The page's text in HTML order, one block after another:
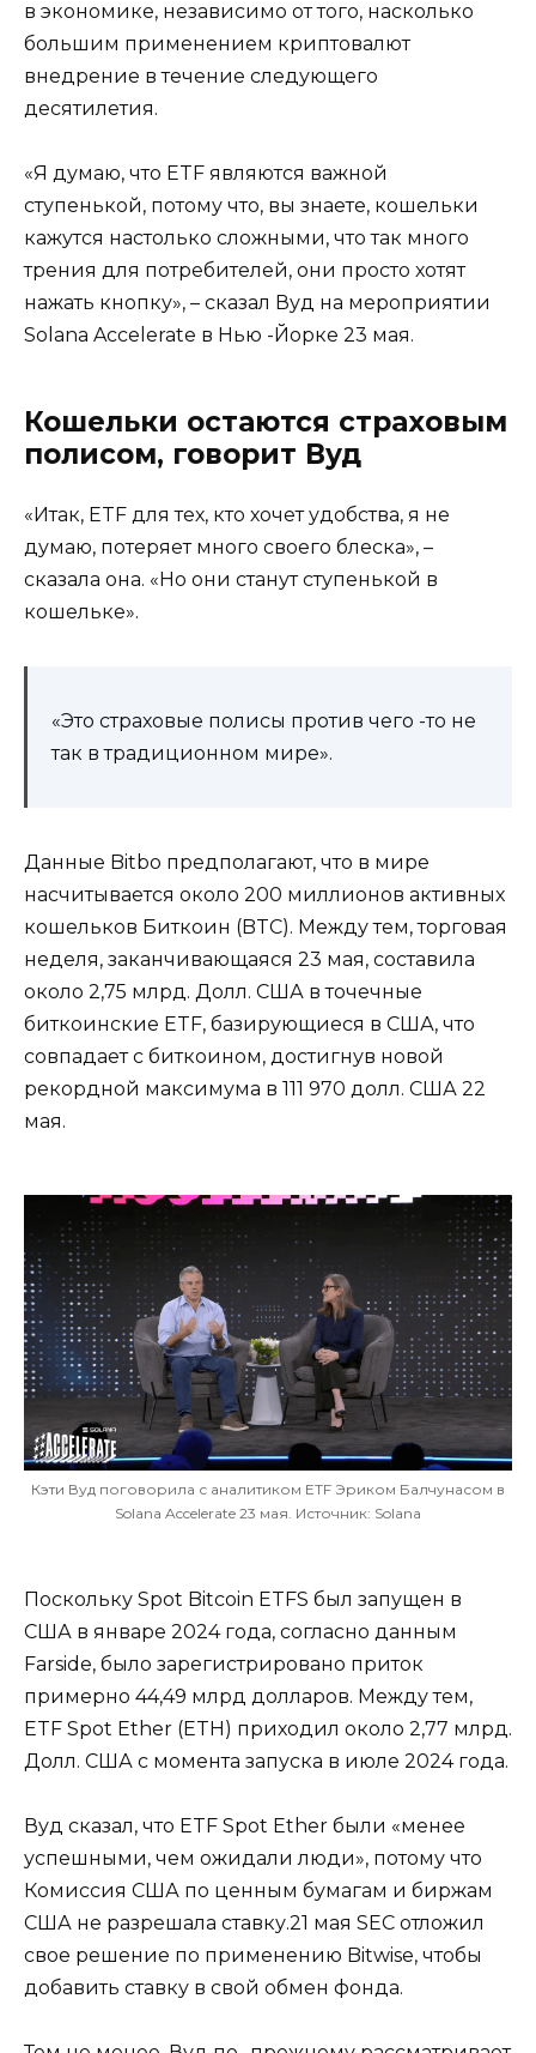
в экономике, независимо от того, насколько
большим применением криптовалют
внедрение в течение следующего
десятилетия.
«Я думаю, что ETF являются важной
ступенькой, потому что, вы знаете, кошельки
кажутся настолько сложными, что так много
трения для потребителей, они просто хотят
нажать кнопку», – сказал Вуд на мероприятии
Solana Accelerate в Нью -Йорке 23 мая.
Кошельки остаются страховым
полисом, говорит Вуд
«Итак, ETF для тех, кто хочет удобства, я не
думаю, потеряет много своего блеска», –
сказала она. «Но они станут ступенькой в ​​
кошельке».
«Это страховые полисы против чего -то не
так в традиционном мире».
Данные Bitbo предполагают, что в мире
насчитывается около 200 миллионов активных
кошельков Биткоин (BTC). Между тем, торговая
неделя, заканчивающаяся 23 мая, составила
около 2,75 млрд. Долл. США в точечные
биткоинские ETF, базирующиеся в США, что
совпадает с биткоином, достигнув новой
рекордной максимума в 111 970 долл. США 22
мая.
Кэти Вуд поговорила с аналитиком ETF Эриком Балчунасом в
Solana Accelerate 23 мая. Источник: Solana
Поскольку Spot Bitcoin ETFS был запущен в
США в январе 2024 года, согласно данным
Farside, было зарегистрировано приток
примерно 44,49 млрд долларов. Между тем,
ETF Spot Ether (ETH) приходил около 2,77 млрд.
Долл. США с момента запуска в июле 2024 года.
Вуд сказал, что ETF Spot Ether были «менее
успешными, чем ожидали люди», потому что
Комиссия США по ценным бумагам и биржам
США не разрешала ставку.21 мая SEC отложил
свое решение по применению Bitwise, чтобы
добавить ставку в свой обмен фонда.